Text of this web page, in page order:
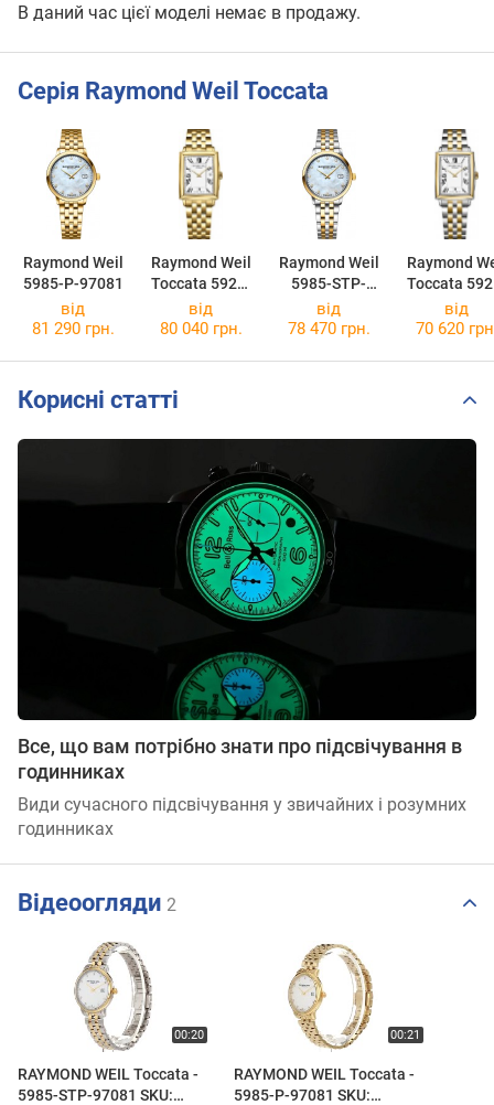
В даний час цієї моделі немає в продажу.
Серія Raymond Weil Toccata
Raymond Weil
5985-P-97081
Raymond Weil
Toccata 5925-
P-00300
Raymond Weil
5985-STP-
97081
Raymond
Toccata
STP-
від
81 290 грн.
від
80 040 грн.
від
78 470 грн.
від
70 620
Корисні статті
Все, що вам потрібно знати про підсвічування в
годинниках
Види сучасного підсвічування у звичайних і розумних
годинниках
Відеоогляди 2
RAYMOND WEIL Toccata -
5985-STP-97081 SKU:
RAYMOND WEIL Toccata -
5985-P-97081 SKU: